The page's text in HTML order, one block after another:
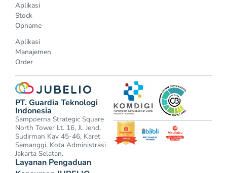
Aplikasi
Stock
Opname
Aplikasi
Manajemen
Order
PT. Guardia Teknologi
Indonesia
Sampoerna Strategic Square
North Tower Lt. 16, Jl. Jend.
Sudirman Kav 45-46, Karet
Semanggi, Kota Administrasi
Jakarta Selatan.
Layanan Pengaduan